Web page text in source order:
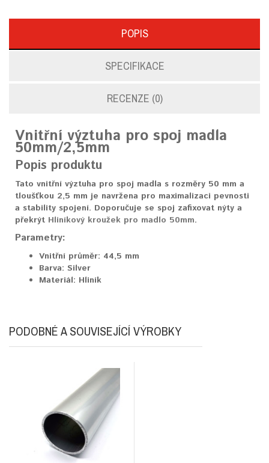
POPIS
SPECIFIKACE
RECENZE (0)
Vnitřní výztuha pro spoj madla
50mm/2,5mm
Popis produktu
Tato vnitřní výztuha pro spoj madla s rozměry 50 mm a
tloušťkou 2,5 mm je navržena pro maximalizaci pevnosti
a stability spojení. Doporučuje se spoj zafixovat nýty a
překrýt Hliníkový kroužek pro madlo 50mm.
Parametry:
Vnitřní průměr: 44,5 mm
Barva: Silver
Materiál: Hliník
PODOBNÉ A SOUVISEJÍCÍ VÝROBKY